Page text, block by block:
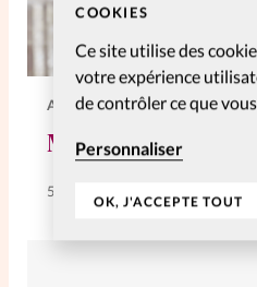
COOKIES
Ce site utilise des
votre expérience
de contrôler ce que
Personnaliser
OK, J'ACCEPTE TOUT
ACTUS AU FÉMININ
Monde
5 Juin 2021